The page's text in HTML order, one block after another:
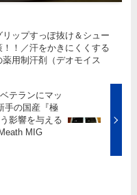
リップすっぽ抜け＆シュー
！／汗をかきにくくする
用制汗剤（デオモイス
テランにマッ
手の国産『極
影響を与える
MIG